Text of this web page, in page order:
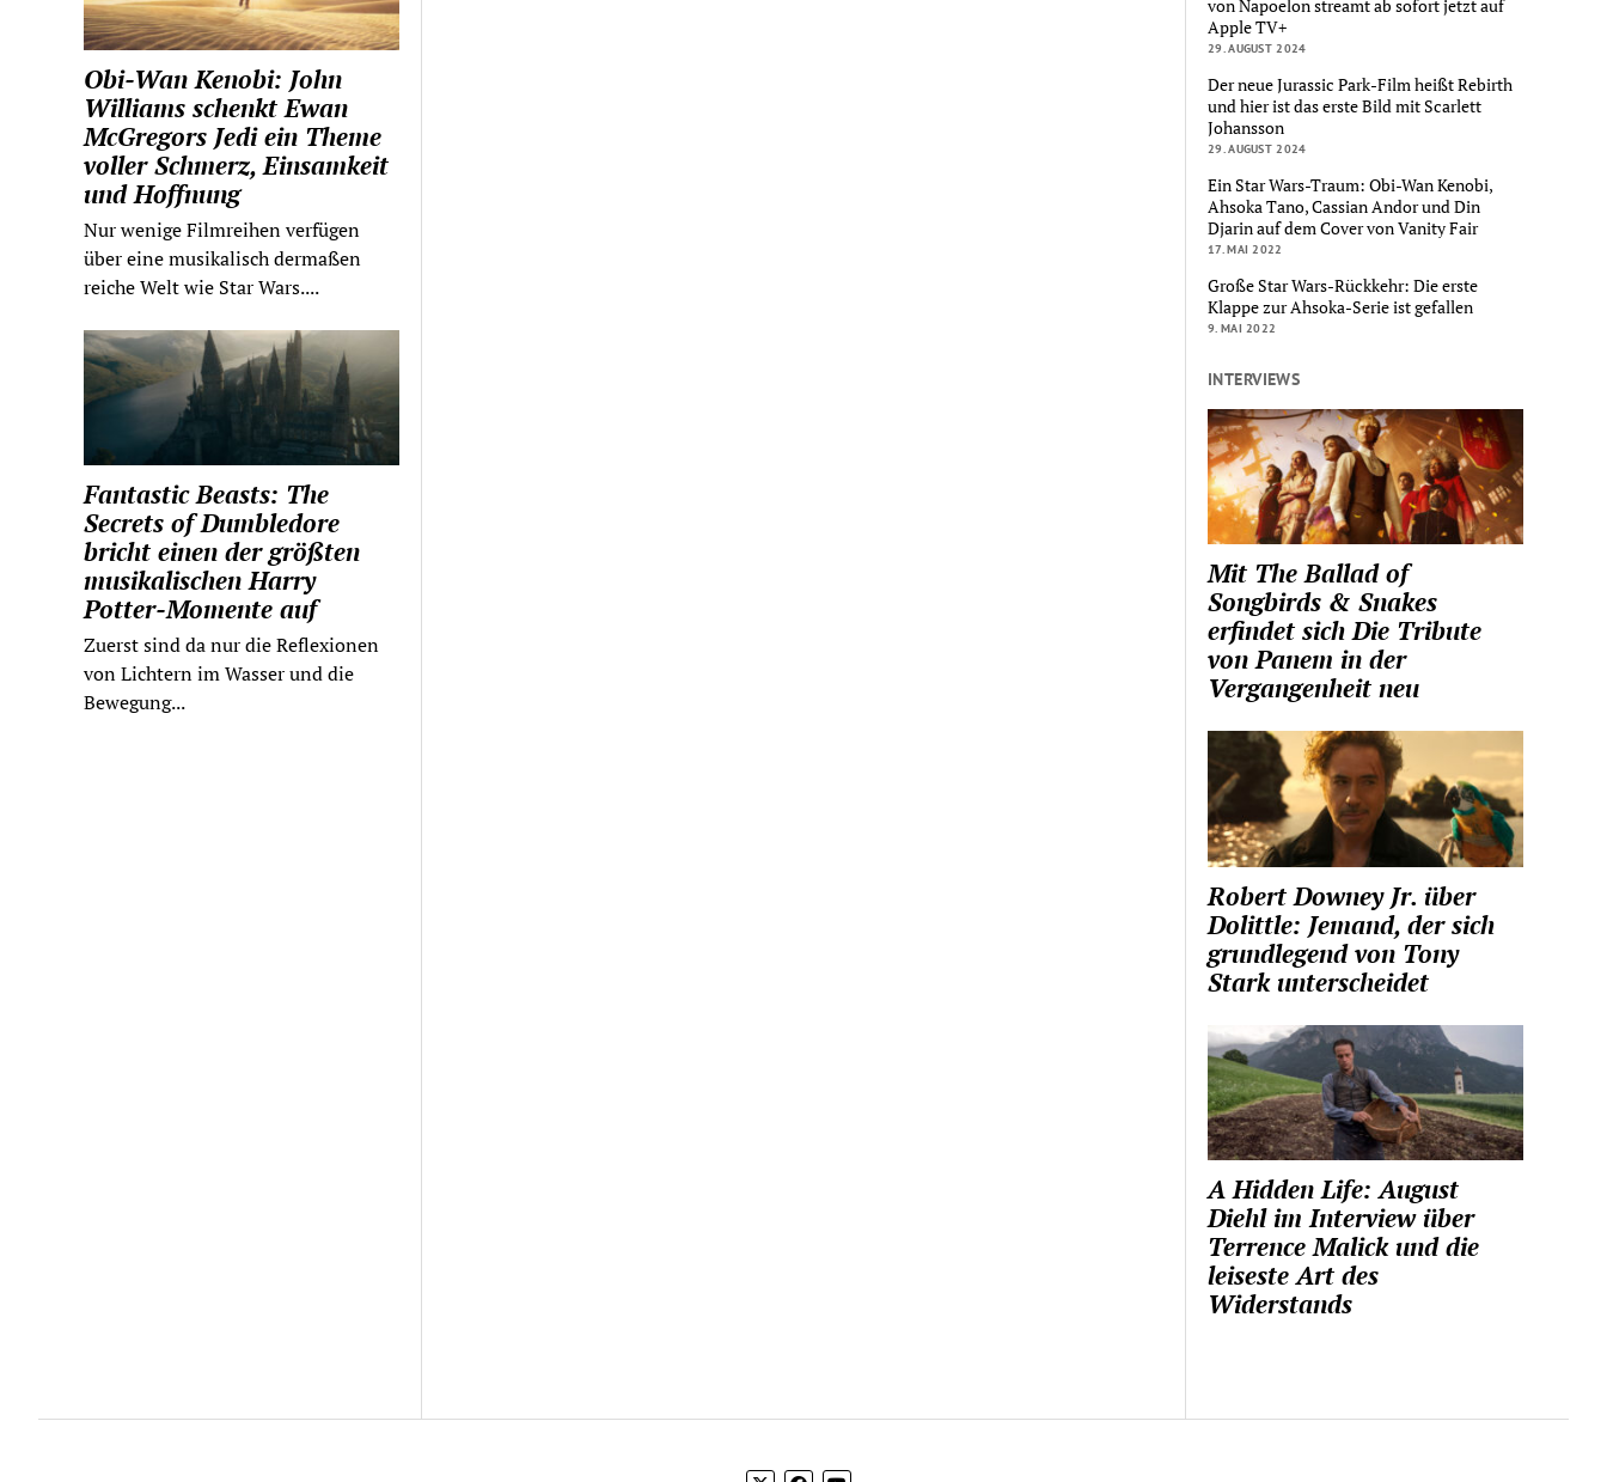
Obi-Wan Kenobi: John
Williams schenkt Ewan
McGregors Jedi ein Theme
voller Schmerz, Einsamkeit
und Hoffnung
Nur wenige Filmreihen verfügen
über eine musikalisch dermaßen
reiche Welt wie Star Wars....
Fantastic Beasts: The
Secrets of Dumbledore
bricht einen der größten
musikalischen Harry
Potter-Momente auf
Zuerst sind da nur die Reflexionen
von Lichtern im Wasser und die
Bewegung...
von Napoelon streamt ab sofort jetzt auf
Apple TV+
29. AUGUST 2024
Der neue Jurassic Park-Film heißt Rebirth
und hier ist das erste Bild mit Scarlett
Johansson
29. AUGUST 2024
Ein Star Wars-Traum: Obi-Wan Kenobi,
Ahsoka Tano, Cassian Andor und Din
Djarin auf dem Cover von Vanity Fair
17. MAI 2022
Große Star Wars-Rückkehr: Die erste
Klappe zur Ahsoka-Serie ist gefallen
9. MAI 2022
INTERVIEWS
Mit The Ballad of
Songbirds & Snakes
erfindet sich Die Tribute
von Panem in der
Vergangenheit neu
Robert Downey Jr. über
Dolittle: Jemand, der sich
grundlegend von Tony
Stark unterscheidet
A Hidden Life: August
Diehl im Interview über
Terrence Malick und die
leiseste Art des
Widerstands